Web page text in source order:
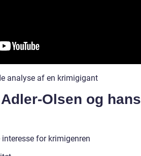
analyse af en krimigigant
Olsen og hans
for krimigenren